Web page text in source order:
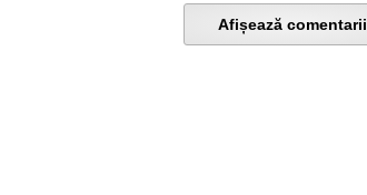
Afișează comentarii